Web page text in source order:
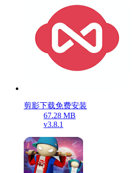
剪影下载免费安装
67.28 MB
v3.8.1